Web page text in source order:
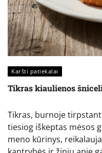
Karšti patiekalai
Tikras kiaulienos
Tikras, burnoje
tiesiog iškeptas mėsos
meno kūrinys,